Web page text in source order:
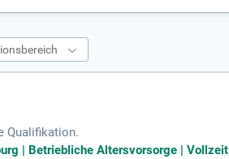
Qualifikation.
| Betriebliche Altersvorsorge | Vollzeit